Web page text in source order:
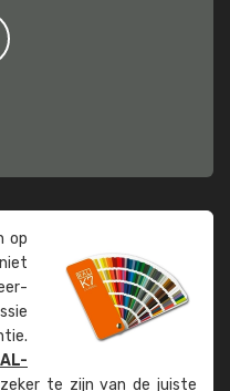
op
te zijn van de juiste